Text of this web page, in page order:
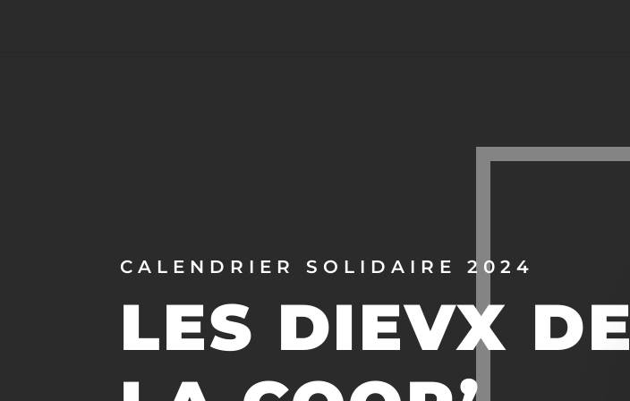
CALENDRIER SOLIDAIRE 2024
LES DIEVX DE